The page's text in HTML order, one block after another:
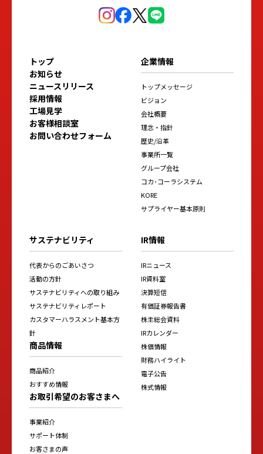
トップ
お知らせ
ニュースリリース
採用情報
工場見学
お客様相談室
お問い合わせフォーム
企業情報
トップメッセージ
ビジョン
会社概要
理念・指針
歴史/沿革
事業所一覧
グループ会社
コカ･コーラシステム
KORE
サプライヤー基本原則
サステナビリティ
代表からのごあいさつ
活動の方針
サステナビリティへの取り組み
サステナビリティレポート
カスタマーハラスメント基本方
針
商品情報
商品紹介
おすすめ情報
お取引希望のお客さまへ
事業紹介
サポート体制
お客さまの声
IR情報
IRニュース
IR資料室
決算短信
有価証券報告書
株主総会資料
IRカレンダー
株価情報
財務ハイライト
電子公告
株式情報